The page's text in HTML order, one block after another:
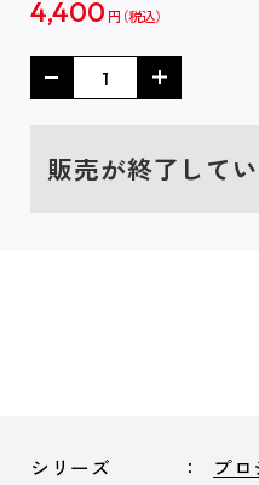
4,400 円
販売が終了して
シリーズ
プ